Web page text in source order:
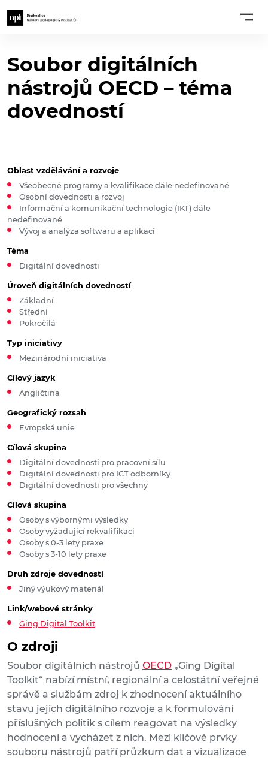
Soubor digitálních
nástrojů OECD – téma
dovedností
O zdroji
Soubor digitálních nástrojů OECD „Ging Digital
Toolkit“ nabízí místní, regionální a celostátní veřejné
správě a službám zdroj k zhodnocení aktuálního
stavu jejich digitálního rozvoje a k formulování
příslušných politik s cílem reagovat na výsledky
hodnocení a vycházet z nich. Mezi klíčové prvky
souboru nástrojů patří průzkum dat a vizualizace
Oblast vzdělávání a rozvoje
Všeobecné programy a kvalifikace dále nedefinované
Osobní dovednosti a rozvoj
Informační a komunikační technologie (IKT) dále
nedefinované
Vývoj a analýza softwaru a aplikací
Téma
Digitální dovednosti
Úroveň digitálních dovedností
Základní
Střední
Pokročilá
Typ iniciativy
Mezinárodní iniciativa
Cílový jazyk
Angličtina
Geografický rozsah
Evropská unie
Cílová skupina
Digitální dovednosti pro pracovní sílu
Digitální dovednosti pro ICT odborníky
Digitální dovednosti pro všechny
Cílová skupina
Osoby s výbornými výsledky
Osoby vyžadující rekvalifikaci
Osoby s 0-3 lety praxe
Osoby s 3-10 lety praxe
Druh zdroje dovedností
Jiný výukový materiál
Link/webové stránky
Ging Digital Toolkit